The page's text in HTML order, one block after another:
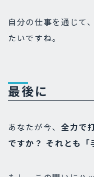
自分の仕事を通じて
たいですね。
最後に
あなたが今、全力で
ですか？ それとも「